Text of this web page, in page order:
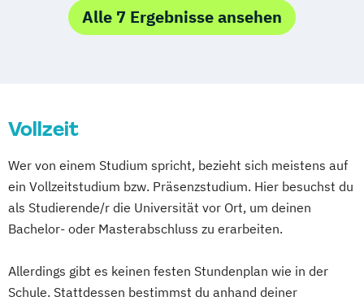
Videoproduzent*in
Musik- und Klangkulturen der Moderne
Musikwissenschaft/Sound Studies
Alle 7 Ergebnisse ansehen
Vollzeit
Wer von einem Studium spricht, bezieht sich meistens auf
ein Vollzeitstudium bzw. Präsenzstudium. Hier besuchst du
als Studierende/r die Universität vor Ort, um deinen
Bachelor- oder Masterabschluss zu erarbeiten.
Allerdings gibt es keinen festen Stundenplan wie in der
Schule. Stattdessen bestimmst du anhand deiner